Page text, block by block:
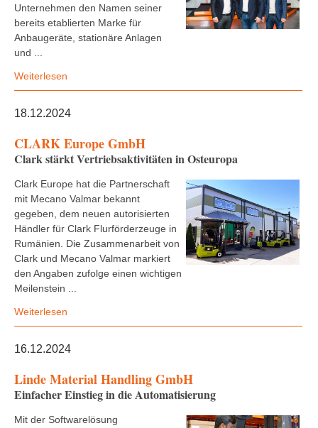
Unternehmen den Namen seiner
bereits etablierten Marke für
Anbaugeräte, stationäre Anlagen
und ...
Weiterlesen
18.12.2024
CLARK Europe GmbH
Clark stärkt Vertriebsaktivitäten in Osteuropa
Clark Europe hat die Partnerschaft
mit Mecano Valmar bekannt
gegeben, dem neuen autorisierten
Händler für Clark Flurförderzeuge in
Rumänien. Die Zusammenarbeit von
Clark und Mecano Valmar markiert
den Angaben zufolge einen wichtigen
Meilenstein ...
Weiterlesen
16.12.2024
Linde Material Handling GmbH
Einfacher Einstieg in die Automatisierung
Mit der Softwarelösung